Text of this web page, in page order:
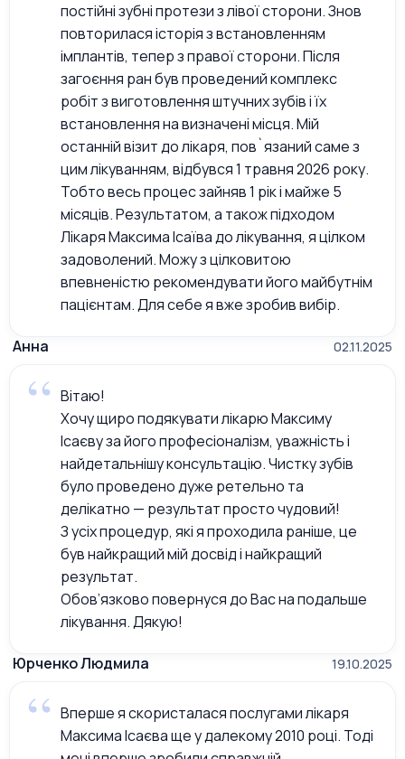
постійні зубні протези з лівої сторони. Знов
повторилася історія з встановленням
імплантів, тепер з правої сторони. Після
загоєння ран був проведений комплекс
робіт з виготовлення штучних зубів і їх
встановлення на визначені місця. Мій
останній візит до лікаря, пов`язаний саме з
цим лікуванням, відбувся 1 травня 2026 року.
Тобто весь процес зайняв 1 рік і майже 5
місяців. Результатом, а також підходом
Лікаря Максима Ісаїва до лікування, я цілком
задоволений. Можу з цілковитою
впевненістю рекомендувати його майбутнім
пацієнтам. Для себе я вже зробив вибір.
Анна 02.11.2025
Вітаю!
Хочу щиро подякувати лікарю Максиму
Ісаєву за його професіоналізм, уважність і
найдетальнішу консультацію. Чистку зубів
було проведено дуже ретельно та
делікатно — результат просто чудовий!
З усіх процедур, які я проходила раніше, це
був найкращий мій досвід і найкращий
результат.
Обов’язково повернуся до Вас на подальше
лікування. Дякую!
Юрченко Людмила 19.10.2025
Вперше я скористалася послугами лікаря
Максима Ісаєва ще у далекому 2010 році. Тоді